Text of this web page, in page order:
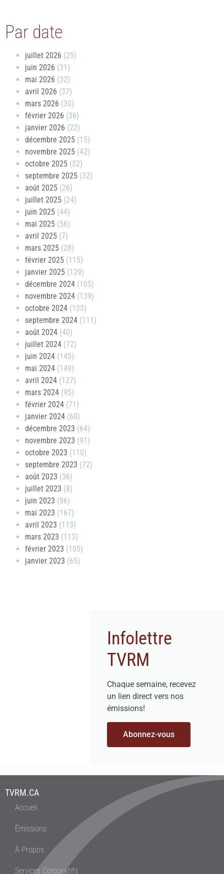
Par date
juillet 2026 (25)
juin 2026 (31)
mai 2026 (32)
avril 2026 (37)
mars 2026 (30)
février 2026 (36)
janvier 2026 (22)
décembre 2025 (15)
novembre 2025 (42)
octobre 2025 (32)
septembre 2025 (32)
août 2025 (26)
juillet 2025 (24)
juin 2025 (44)
mai 2025 (56)
avril 2025 (7)
mars 2025 (28)
février 2025 (115)
janvier 2025 (129)
décembre 2024 (105)
novembre 2024 (139)
octobre 2024 (133)
septembre 2024 (111)
août 2024 (40)
juillet 2024 (72)
juin 2024 (145)
mai 2024 (149)
avril 2024 (127)
mars 2024 (95)
février 2024 (71)
janvier 2024 (60)
décembre 2023 (64)
novembre 2023 (91)
octobre 2023 (110)
septembre 2023 (72)
août 2023 (36)
juillet 2023 (8)
juin 2023 (86)
mai 2023 (167)
avril 2023 (113)
mars 2023 (113)
février 2023 (105)
janvier 2023 (65)
Infolettre
TVRM
Chaque semaine, recevez
un lien direct vers nos
émissions!
Abonnez-vous
TVRM.CA
Accueil
Émissions
À Propos
Services Corporatifs